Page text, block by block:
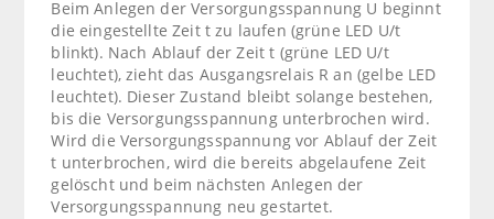
Beim Anlegen der Versorgungsspannung U beginnt
die eingestellte Zeit t zu laufen (grüne LED U/t
blinkt). Nach Ablauf der Zeit t (grüne LED U/t
leuchtet), zieht das Ausgangsrelais R an (gelbe LED
leuchtet). Dieser Zustand bleibt solange bestehen,
bis die Versorgungsspannung unterbrochen wird.
Wird die Versorgungsspannung vor Ablauf der Zeit
t unterbrochen, wird die bereits abgelaufene Zeit
gelöscht und beim nächsten Anlegen der
Versorgungsspannung neu gestartet.